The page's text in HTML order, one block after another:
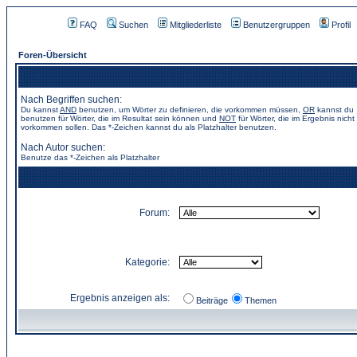
FAQ Suchen Mitgliederliste Benutzergruppen Profil
Foren-Übersicht
Nach Begriffen suchen:
Du kannstAND benutzen, um Wörter zu definieren, die vorkommen müssen, OR kannst du
benutzen für Wörter, die im Resultat sein können und NOT für Wörter, die im Ergebnis nicht
vorkommen sollen. Das *-Zeichen kannst du als Platzhalter benutzen.
Nach Autor suchen:
Benutze das *-Zeichen als Platzhalter
Forum:
Kategorie:
Ergebnis anzeigen als: Beiträge Themen